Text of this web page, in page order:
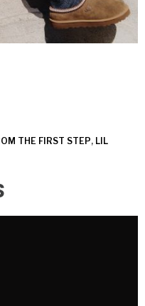
THE FIRST STEP, LIL